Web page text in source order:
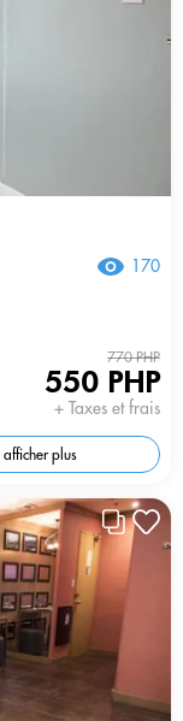
170
770 PHP
550 PHP
+ Taxes et frais
afficher plus